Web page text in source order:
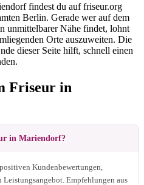
findest du auf friseur.org
Berlin. Gerade wer auf dem
unmittelbarer Nähe findet, lohnt
Orte auszuweiten. Die
dieser Seite hilft, schnell einen
Friseur in
in Mariendorf?
Kundenbewertungen,
Leistungsangebot. Empfehlungen aus